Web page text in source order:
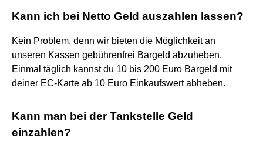
Kann ich bei Netto Geld auszahlen lassen?
Kein Problem, denn wir bieten die Möglichkeit an
unseren Kassen gebührenfrei Bargeld abzuheben.
Einmal täglich kannst du 10 bis 200 Euro Bargeld mit
deiner EC-Karte ab 10 Euro Einkaufswert abheben.
Kann man bei der Tankstelle Geld
einzahlen?